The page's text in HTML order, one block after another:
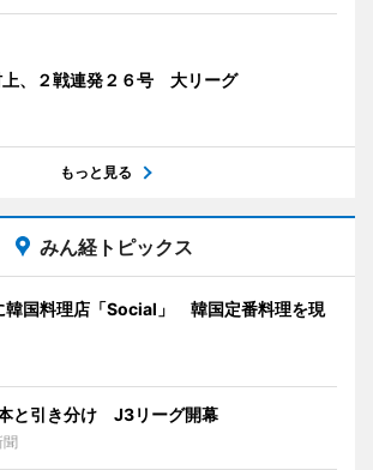
、２戦連発２６号 大リーグ
もっと見る
みん経トピックス
韓国料理店「Social」 韓国定番料理を現
と引き分け J3リーグ開幕